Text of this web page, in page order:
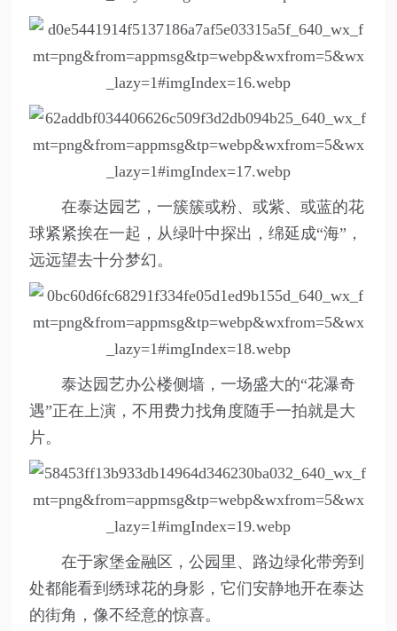
在泰达园艺，一簇簇或粉、或紫、或蓝的花
球紧紧挨在一起，从绿叶中探出，绵延成“海”，
远远望去十分梦幻。
泰达园艺办公楼侧墙，一场盛大的“花瀑奇
遇”正在上演，不用费力找角度随手一拍就是大
片。
在于家堡金融区，公园里、路边绿化带旁到
处都能看到绣球花的身影，它们安静地开在泰达
的街角，像不经意的惊喜。